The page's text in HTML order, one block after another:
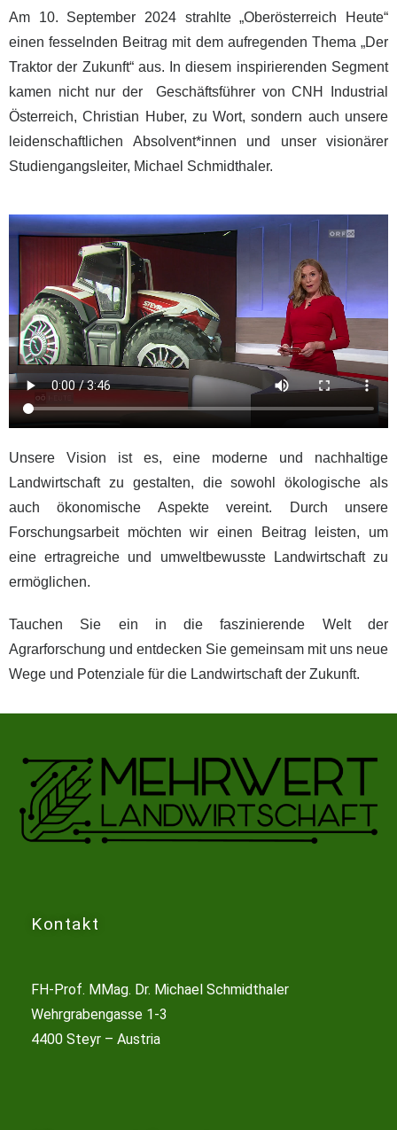
Am 10. September 2024 strahlte „Oberösterreich Heute“
einen fesselnden Beitrag mit dem aufregenden Thema „Der
Traktor der Zukunft“ aus. In diesem inspirierenden Segment
kamen nicht nur der Geschäftsführer von CNH Industrial
Österreich, Christian Huber, zu Wort, sondern auch unsere
leidenschaftlichen Absolvent*innen und unser visionärer
Studiengangsleiter, Michael Schmidthaler.
Unsere Vision ist es, eine moderne und nachhaltige
Landwirtschaft zu gestalten, die sowohl ökologische als
auch ökonomische Aspekte vereint. Durch unsere
Forschungsarbeit möchten wir einen Beitrag leisten, um
eine ertragreiche und umweltbewusste Landwirtschaft zu
ermöglichen.
Tauchen Sie ein in die faszinierende Welt der
Agrarforschung und entdecken Sie gemeinsam mit uns neue
Wege und Potenziale für die Landwirtschaft der Zukunft.
Kontakt
FH-Prof. MMag. Dr. Michael Schmidthaler
Wehrgrabengasse 1-3
4400 Steyr – Austria